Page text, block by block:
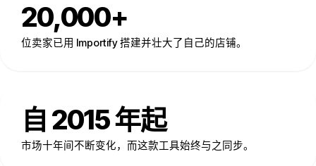
20,000+
位卖家已用 Importify 搭建并壮大了自己的店铺。
自 2015 年起
市场十年间不断变化，而这款工具始终与之同步。